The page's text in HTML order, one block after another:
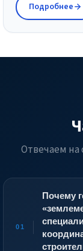
Подробнее
Отвечаем на
01
Почему